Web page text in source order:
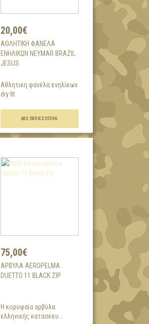
20,00€
AΘΛΗΤΙΚΗ ΦΑΝΕΛΑ
ΕΝΗΛΙΚΩΝ NEYMAR BRAZIL
JESUS
Αθλητικη φανέλα ενηλίκων
dry fit
...
ΔΕΣ ΠΕΡΙΣΣΌΤΕΡΑ
75,00€
AΡΒΥΛΑ AEROPELMA
DUETTO 11 BLACK ZIP
H κορυφαία αρβύλα
ελληνικής κατασκευ...